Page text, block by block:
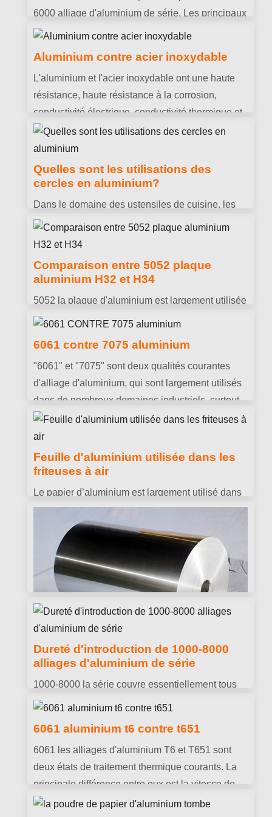
6000 alliage d'aluminium de série. Les principaux
éléments ajoutés sont le magnésium et le
magnésium-silicium.
Aluminium contre acier inoxydable
L'aluminium et l'acier inoxydable ont une haute
résistance, haute résistance à la corrosion,
conductivité électrique, conductivité thermique et
autres propriétés, mais il existe encore quelques
lacunes dans certaines propriétés spécifiques.
Quelles sont les utilisations des
cercles en aluminium?
Dans le domaine des ustensiles de cuisine, les
cercles en aluminium sont souvent utilisés pour
fabriquer des poêles antiadhésives et des
jour, coquilles de chauffe-eau, réservoirs
Comparaison entre 5052 plaque
aluminium H32 et H34
5052 la plaque d'aluminium est largement utilisée
5000 plaque en alliage d'aluminium de série
d'aluminium a une excellente résistance à la
corrosion, usinabilité et rapport résistance/poids
élevé.
6061 contre 7075 aluminium
"6061" et "7075" sont deux qualités courantes
d'alliage d'aluminium, qui sont largement utilisés
dans de nombreux domaines industriels, surtout
dans l'aviation, aérospatial, transport et
fabrication de structures.
Feuille d'aluminium utilisée dans les
friteuses à air
Le papier d’aluminium est largement utilisé dans
la vie quotidienne, principalement en raison de
son poids léger, bonne ductilité, prix modéré, et
d'excellentes propriétés de conduction thermique
et de protection contre la lumière.
Raisons pour lesquelles la surface de
ne peut pas être collée avec l'adhésif
Les panneaux en nid d'abeille en aluminium ont
de bonnes performances d'utilisation. Ils ont une
bonne solidité et une bonne résistance aux
chocs. Ils peuvent être bien conçus à l'usage.
Donc, ils sont largement utilisés à l'heure
actuelle.
Dureté d'introduction de 1000-8000
alliages d'aluminium de série
1000-8000 la série couvre essentiellement tous
les produits de la série en alliage d'aluminium.
performances et une dureté différentes.
6061 aluminium t6 contre t651
6061 les alliages d'aluminium T6 et T651 sont
deux états de traitement thermique courants. La
principale différence entre eux est la vitesse de
refroidissement lors du traitement thermique..